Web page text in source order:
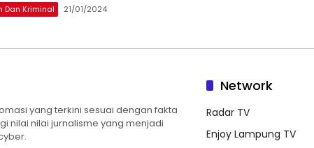
Dan Kriminal 21/01/2024
yang terkini sesuai dengan fakta
nilai nilai jurnalisme yang menjadi
Network
Radar TV
Enjoy Lampung TV